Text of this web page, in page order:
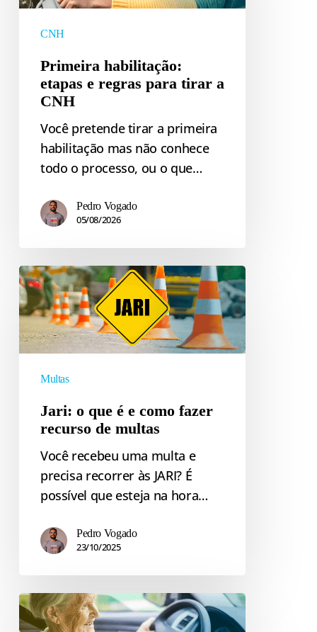
regras
para
CNH
CNH
Primeira habilitação:
etapas e regras para tirar a
CNH
Você pretende tirar a primeira
habilitação mas não conhece
todo o processo, ou o que…
Pedro Vogado
05/08/2026
Jari:
o
que
é
e
como
recurso
multas
Multas
Jari: o que é e como fazer
recurso de multas
Você recebeu uma multa e
precisa recorrer às JARI? É
possível que esteja na hora…
Pedro Vogado
23/10/2025
Multas
DETRAN